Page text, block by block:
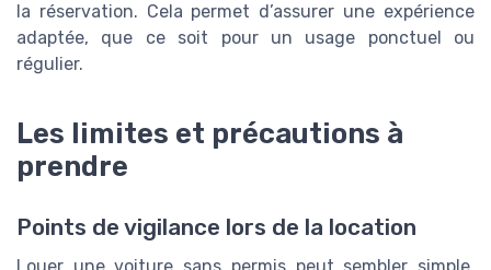
la réservation. Cela permet d’assurer une expérience
adaptée, que ce soit pour un usage ponctuel ou
régulier.
Les limites et précautions à
prendre
Points de vigilance lors de la location